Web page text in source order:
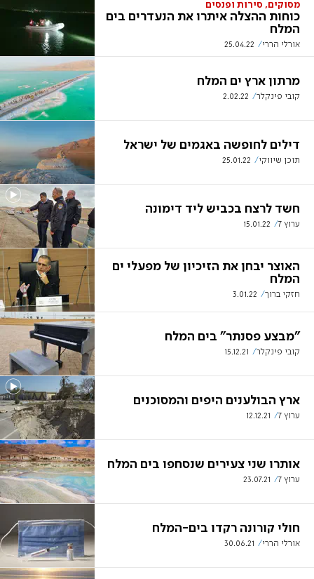
מסוקים, סירות ופנסים
כוחות ההצלה איתרו את הנעדרים בים
המלח
אורלי הררי 25.04.22
מרתון ארץ ים המלח
קובי פינקלר 2.02.22
דילים לחופשה באגמים של ישראל
תוכן שיווקי 25.01.22
חשד לרצח בכביש ליד דימונה
ערוץ 7 15.01.22
האוצר יבחן את הזיכיון של מפעלי ים
המלח
חזקי ברוך 3.01.22
"מבצע פסנתר" בים המלח
קובי פינקלר 15.12.21
ארץ הבולענים היפים והמסוכנים
ערוץ 7 12.12.21
אותרו שני צעירים שנסחפו בים המלח
ערוץ 7 23.07.21
חולי קורונה רקדו בים-המלח
אורלי הררי 30.06.21